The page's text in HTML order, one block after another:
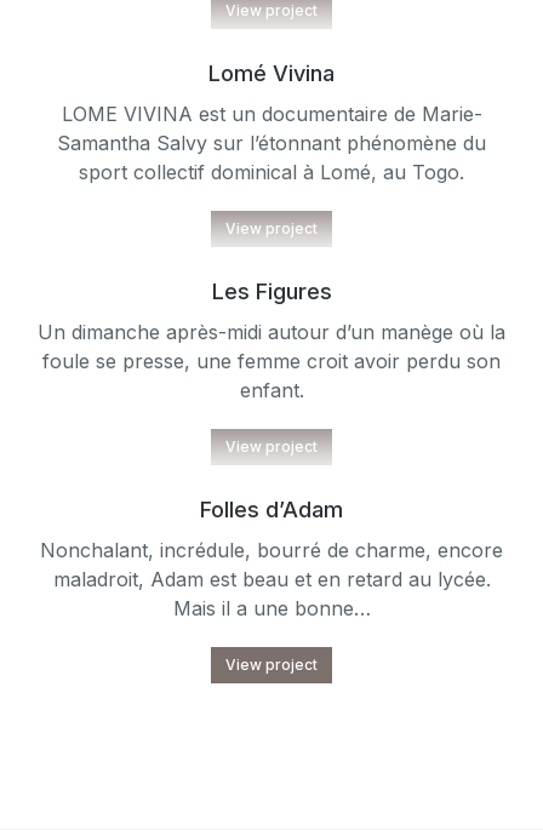
View project
Lomé Vivina
LOME VIVINA est un documentaire de Marie-
Samantha Salvy sur l’étonnant phénomène du
sport collectif dominical à Lomé, au Togo.
View project
Les Figures
Un dimanche après-midi autour d’un manège où la
foule se presse, une femme croit avoir perdu son
enfant.
View project
Folles d’Adam
Nonchalant, incrédule, bourré de charme, encore
maladroit, Adam est beau et en retard au lycée.
Mais il a une bonne…
View project